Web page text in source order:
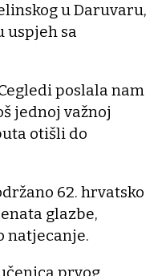
u Daruvaru,
uspjeh sa
poslala nam
jednoj važnoj
otišli do
62. hrvatsko
glazbe,
natjecanje.